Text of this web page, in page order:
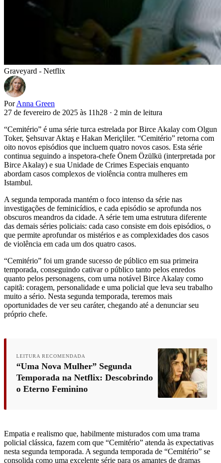
Graveyard - Netflix
Por Anna Green
27 de fevereiro de 2025 às 11h28 · 2 min de leitura
“Cemitério” é uma série turca estrelada por Birce Akalay com Olgun
Toker, Şehsuvar Aktaş e Hakan Meriçliler. “Cemitério” retorna com
oito novos episódios que incluem quatro novos casos. Esta série
continua seguindo a inspetora-chefe Önem Özülkü (interpretada por
Birce Akalay) e sua Unidade de Crimes Especiais enquanto
abordam casos complexos de violência contra mulheres em
Istambul.
A segunda temporada mantém o foco intenso da série nas
investigações de feminicídios, e cada episódio se aprofunda nos
obscuros meandros da cidade. A série tem uma estrutura diferente
das demais séries policiais: cada caso consiste em dois episódios, o
que permite aprofundar os mistérios e as complexidades dos casos
de violência em cada um dos quatro casos.
“Cemitério” foi um grande sucesso de público em sua primeira
temporada, conseguindo cativar o público tanto pelos enredos
quanto pelos personagens, com uma notável Birce Akalay como
capitã: coragem, personalidade e uma policial que leva seu trabalho
muito a sério. Nesta segunda temporada, teremos mais
oportunidades de ver seu caráter, chegando até a denunciar seu
próprio chefe.
LEITURA RECOMENDADA
“Uma Nova Mulher” Segunda
Temporada na Netflix: Descobrindo
o Eterno Feminino
Empatia e realismo que, habilmente misturados com uma trama
policial clássica, fazem com que “Cemitério” atenda às expectativas
nesta segunda temporada. A segunda temporada de “Cemitério” se
consolida como uma excelente série para os amantes de dramas